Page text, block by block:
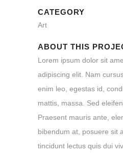
CATEGORY
Art
ABOUT THIS
Lorem ipsum dolor sit
adipiscing elit. Nam
enim leo, egestas id,
mattis, massa. Sed
Praesent mauris ante,
bibendum at, posuere sit
tincidunt lectus quis dui